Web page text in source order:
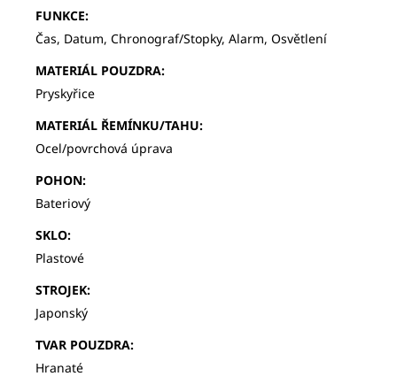
FUNKCE:
Čas, Datum, Chronograf/Stopky, Alarm, Osvětlení
MATERIÁL POUZDRA:
Pryskyřice
MATERIÁL ŘEMÍNKU/TAHU:
Ocel/povrchová úprava
POHON:
Bateriový
SKLO:
Plastové
STROJEK:
Japonský
TVAR POUZDRA:
Hranaté